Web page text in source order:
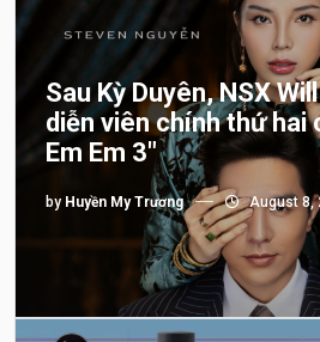
Sau Kỳ Duyên, NSX
diễn viên chính thứ hai
Em Em 3″
by Huyền My Trương August 8,